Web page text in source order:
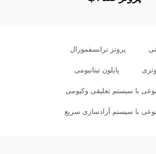
پروتز ترانسفمورال
پایلون تیتانیومی
با سیستم تعلیقی وکیومی
با سیستم آزادسازی سریع